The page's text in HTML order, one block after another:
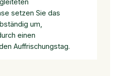
setzen Sie das
um,
einen
Auffrischungstag.